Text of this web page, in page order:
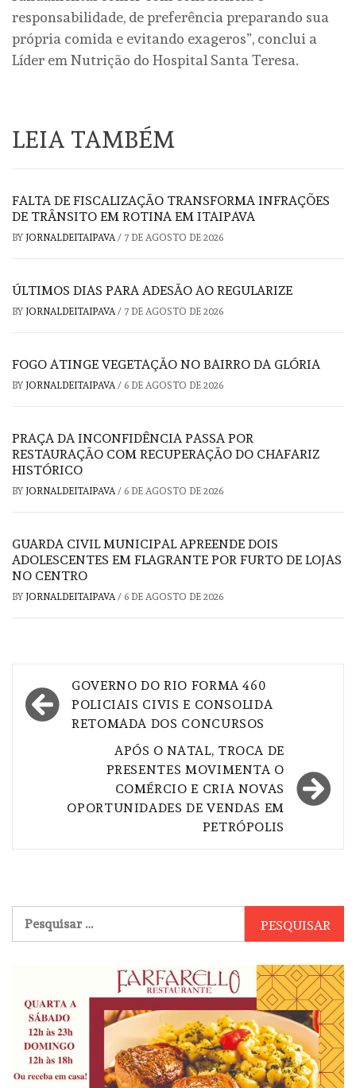
responsabilidade, de preferência preparando sua
própria comida e evitando exageros”, conclui a
Líder em Nutrição do Hospital Santa Teresa.
LEIA TAMBÉM
FALTA DE FISCALIZAÇÃO TRANSFORMA INFRAÇÕES
DE TRÂNSITO EM ROTINA EM ITAIPAVA
BY JORNALDEITAIPAVA/ 7 DE AGOSTO DE 2026
ÚLTIMOS DIAS PARA ADESÃO AO REGULARIZE
BY JORNALDEITAIPAVA/ 7 DE AGOSTO DE 2026
FOGO ATINGE VEGETAÇÃO NO BAIRRO DA GLÓRIA
BY JORNALDEITAIPAVA/ 6 DE AGOSTO DE 2026
PRAÇA DA INCONFIDÊNCIA PASSA POR
RESTAURAÇÃO COM RECUPERAÇÃO DO CHAFARIZ
HISTÓRICO
BY JORNALDEITAIPAVA/ 6 DE AGOSTO DE 2026
GUARDA CIVIL MUNICIPAL APREENDE DOIS
ADOLESCENTES EM FLAGRANTE POR FURTO DE LOJAS
NO CENTRO
BY JORNALDEITAIPAVA/ 6 DE AGOSTO DE 2026
Navegação
de
GOVERNO DO RIO FORMA 460
POLICIAIS CIVIS E CONSOLIDA
RETOMADA DOS CONCURSOS
APÓS O NATAL, TROCA DE
PRESENTES MOVIMENTA O
COMÉRCIO E CRIA NOVAS
OPORTUNIDADES DE VENDAS EM
PETRÓPOLIS